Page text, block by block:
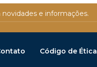
e informações.
Código de Ética